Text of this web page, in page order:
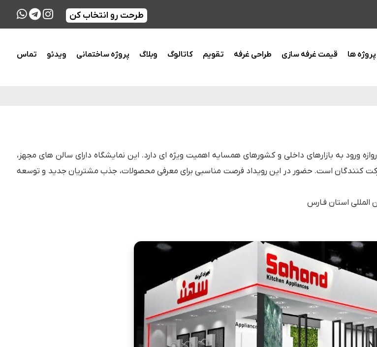
طرحت رو انتخاب کن
پروژه ها قیمت غرفه سازی طراحی غرفه تقویم کاتالوگ وبلاگ پروژه ساختمانی ویدئو تماس
ورود به بازارهای داخلی و کشورهای همسایه اهمیت ویژه ای دارد. این نمایشگاه دارای سالن های مجهز،
شرکت کنندگان است. حضور در این رویداد فرصت مناسبی برای معرفی محصولات، جذب مشتریان جدید و توسعه
استان فـارس